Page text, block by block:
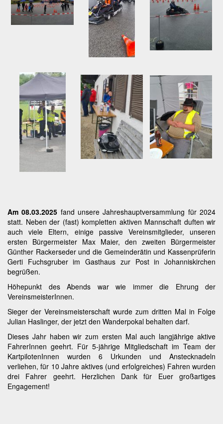
Am 08.03.2025 fand unsere Jahreshauptversammlung für 2024
statt. Neben der (fast) kompletten aktiven Mannschaft duften wir
auch viele Eltern, einige passive Vereinsmitglieder, unseren
ersten Bürgermeister Max Maier, den zweiten Bürgermeister
Günther Rackerseder und die Gemeinderätin und Kassenprüferin
Gerti Fuchsgruber im Gasthaus zur Post in Johanniskirchen
begrüßen.
Höhepunkt des Abends war wie immer die Ehrung der
VereinsmeisterInnen.
Sieger der Vereinsmeisterschaft wurde zum dritten Mal in Folge
Julian Haslinger, der jetzt den Wanderpokal behalten darf.
Dieses Jahr haben wir zum ersten Mal auch langjährige aktive
FahrerInnen geehrt. Für 5-jährige Mitgliedschaft im Team der
KartpilotenInnen wurden 6 Urkunden und Anstecknadeln
verliehen, für 10 Jahre aktives (und erfolgreiches) Fahren wurden
drei Fahrer geehrt. Herzlichen Dank für Euer großartiges
Engagement!